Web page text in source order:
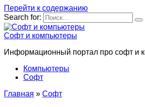
Перейти к содержанию
Search for:
Софт и компьютеры
Информационный портал про софт и
Компьютеры
Софт
Главная » Софт